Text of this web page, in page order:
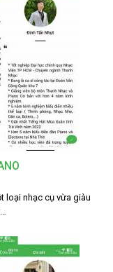
loại nhạc cụ vừa giàu